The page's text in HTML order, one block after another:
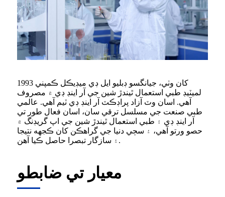
1993 کان وٺي، جيانگسو ڊبليو ايل ڊي ميڊيڪل ڪمپني
لميٽيڊ طبي استعمال ٿيندڙ شين جي آر اينڊ ڊي ۾ مصروف
آهي. اسان وٽ آزاد پراڊڪٽ آر اينڊ ڊي ٽيم آهي. عالمي
طبي صنعت جي مسلسل ترقي سان، اسان فعال طور تي
آر اينڊ ڊي ۽ طبي استعمال ٿيندڙ شين جي اپ گريڊنگ ۾
حصو ورتو آهي، ۽ سڄي دنيا جي گراهڪن کان ڪجهه نتيجا
۽ سازگار تبصرا حاصل ڪيا آهن.
معيار تي ضابطو